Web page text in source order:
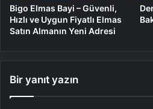
Bigo Elmas Bayi – Güvenli,
Hızlı ve Uygun Fiyatlı Elmas
Satın Almanın Yeni Adresi
Bir yanıt yazın